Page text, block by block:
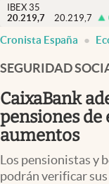
Criptomonedas
España
NOTICIAS
FINANZAS
IBEX 35
20.219,7
20.219,7
Cronista España
SEGURIDAD
CaixaBank
pensiones de
aumentos
Los pensionistas y
podrán verificar